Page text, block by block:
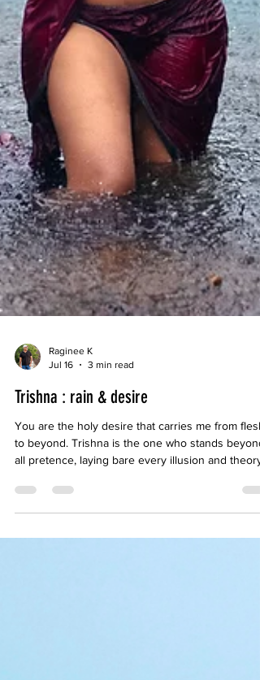
Jul 16
3 min read
Trishna : rain & desire
You are the holy desire that carries me from flesh
all pretence, laying bare every illusion and theory.
answer lies hidden within itself.